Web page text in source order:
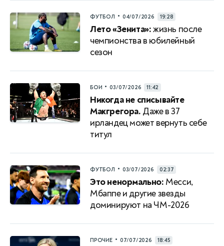
ФУТБОЛ • 04/07/2026 19:28
Лето «Зенита»:жизнь после
чемпионства в юбилейный
сезон
БОИ • 03/07/2026 11:42
Никогда не списывайте
Макгрегора. Даже в 37
ирландец может вернуть себе
титул
ФУТБОЛ • 03/07/2026 02:37
Это ненормально: Месси,
Мбаппе и другие звезды
доминируют на ЧМ-2026
ПРОЧИЕ • 07/07/2026 18:45